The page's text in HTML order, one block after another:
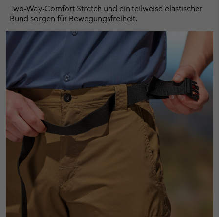
Two-Way-Comfort Stretch und ein teilweise elastischer
Bund sorgen für Bewegungsfreiheit.